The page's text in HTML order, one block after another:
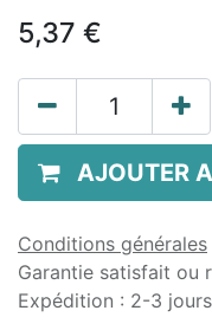
5,37 €
AJOUTER
Conditions générales
Garantie satisfait ou
Expédition : 2-3